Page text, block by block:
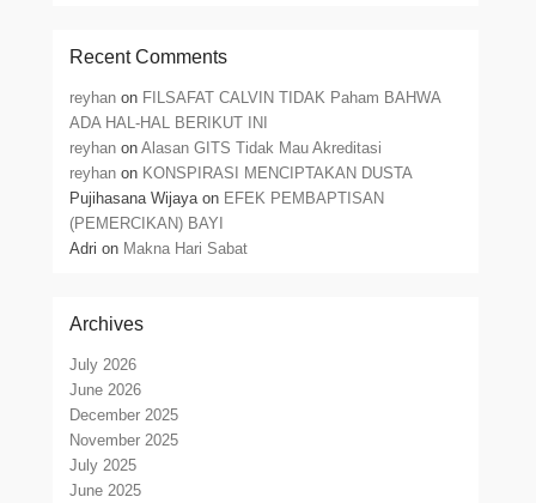
Recent Comments
reyhan on FILSAFAT CALVIN TIDAK Paham BAHWA
ADA HAL-HAL BERIKUT INI
reyhan onAlasan GITS Tidak Mau Akreditasi
reyhan on KONSPIRASI MENCIPTAKAN DUSTA
Pujihasana Wijayaon EFEK PEMBAPTISAN
(PEMERCIKAN) BAYI
Adri on Makna Hari Sabat
Archives
July 2026
June 2026
December 2025
November 2025
July 2025
June 2025